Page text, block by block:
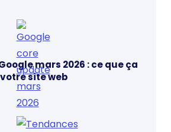
mars 2026 : ce que ça
site web